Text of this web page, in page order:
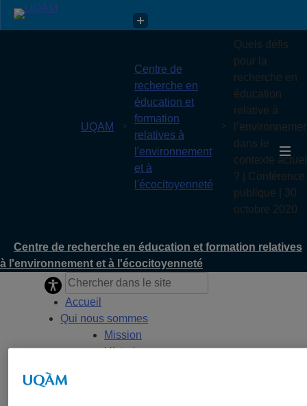
Centre de recherche en éducation et formation relatives à
UQAM
Centre de
recherche en
éducation et
formation
relatives à
l'environnement
et à
l'écocitoyenneté
Quels défis
pour la
recherche en
éducation
relative à
dans le
contexte actuel
? | Conférence
publique | 30
octobre 2020
Centre de recherche en éducation et formation relatives
à l'environnement et à l'écocitoyenneté
Accueil
Qui nous sommes
Mission
Historique